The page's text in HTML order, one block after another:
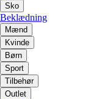
Sko
Beklædning
Mænd
Kvinde
Børn
Sport
Tilbehør
Outlet